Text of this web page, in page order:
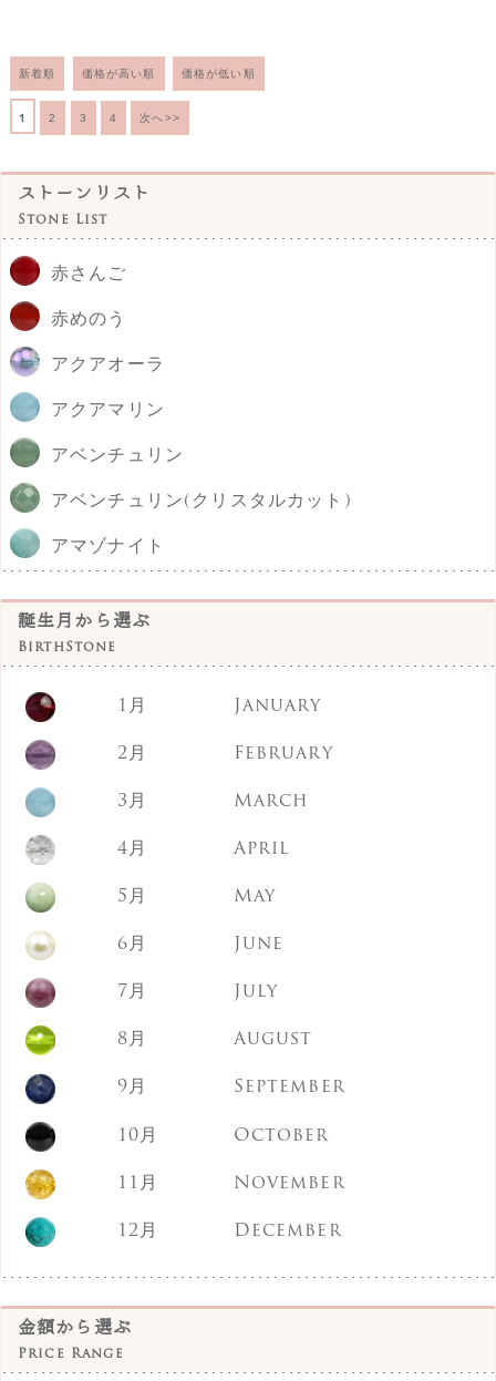
ストーンリスト
Stone List
赤さんご
赤めのう
アクアオーラ
アクアマリン
アベンチュリン
アベンチュリン(クリスタルカット)
アマゾナイト
イエロークォーツァイト
オレンジムーンストーン
オーロラオーラ
オーロラオーラ(クリスタルカット)
カイヤナイト
ガーネット
くじゃくめのう
クラック水晶
クリソコラ
グリーンめのう
グリーンアメジスト
グレーオニキス
誕生月から選ぶ
BirthStone
1月 January
2月 February
3月 March
4月 April
5月 May
6月 June
7月 July
8月 August
9月 September
10月 October
11月 November
12月 December
金額から選ぶ
Price Range
新着順 価格が高い順 価格が低い順
1 2 3 4 次へ>>